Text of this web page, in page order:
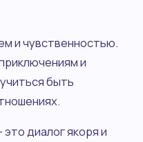
и чувственностью.
и
быть
диалог якоря и